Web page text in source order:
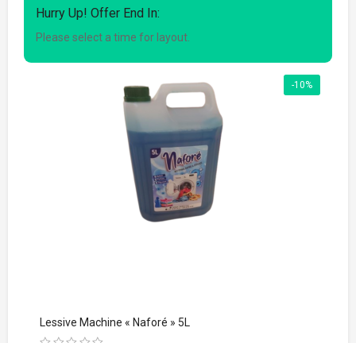
Hurry Up! Offer End In:
Please select a time for layout.
-10%
Lessive Machine « Naforé » 5L